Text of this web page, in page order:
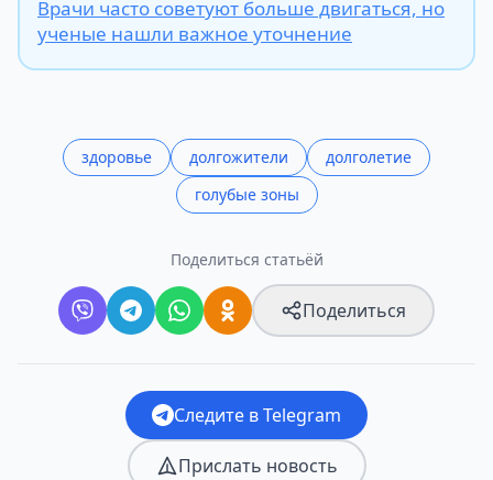
Врачи часто советуют больше двигаться, но
ученые нашли важное уточнение
здоровье долгожители
долголетие
голубые зоны
Поделиться статьёй
Поделиться
Следите в Telegram
Прислать новость